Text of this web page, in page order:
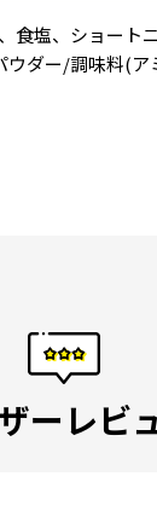
塩、ショート
ダー/調味料(
ーレビ